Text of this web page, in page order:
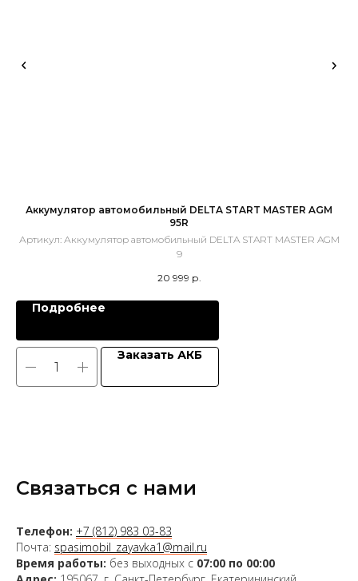
Аккумулятор автомобильный DELTA START MASTER AGM
95R
Артикул: Аккумулятор автомобильный DELTA START MASTER AGM
9
20 999 р.
Подробнее
Заказать АКБ
Связаться с нами
Телефон: +7 (812) 983 03-83
Почта: spasimobil_zayavka1@mail.ru
Время работы: без выходных с 07:00 по 00:00